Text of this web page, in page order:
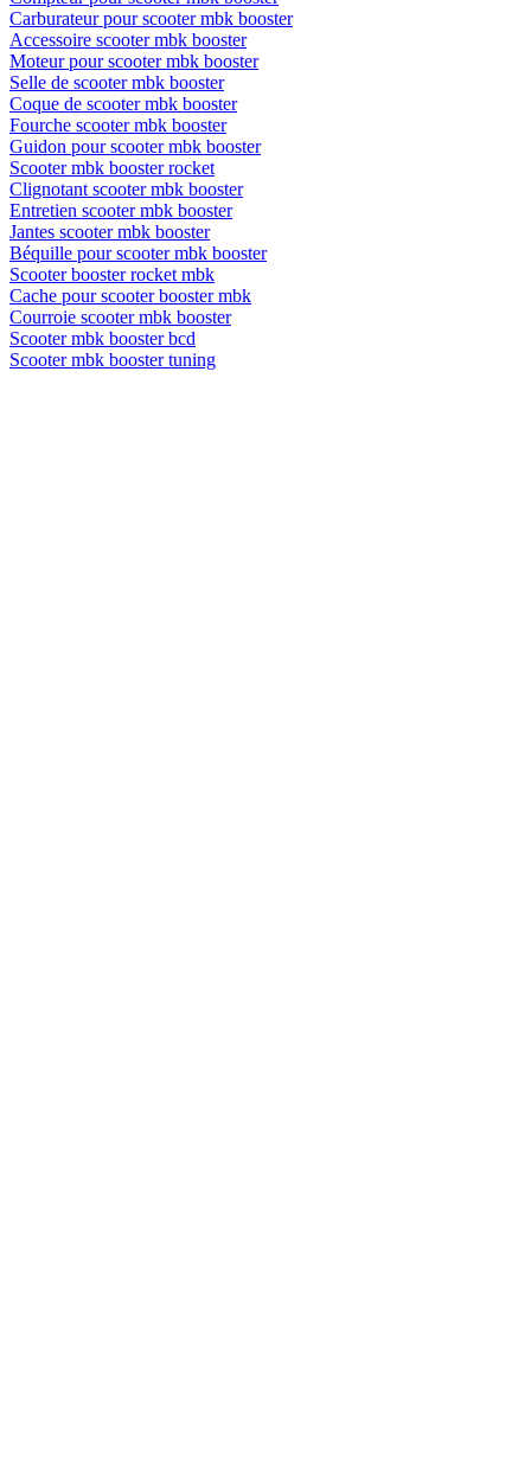
Carburateur pour scooter mbk booster
Accessoire scooter mbk booster
Moteur pour scooter mbk booster
Selle de scooter mbk booster
Coque de scooter mbk booster
Fourche scooter mbk booster
Guidon pour scooter mbk booster
Scooter mbk booster rocket
Clignotant scooter mbk booster
Entretien scooter mbk booster
Jantes scooter mbk booster
Béquille pour scooter mbk booster
Scooter booster rocket mbk
Cache pour scooter booster mbk
Courroie scooter mbk booster
Scooter mbk booster bcd
Scooter mbk booster tuning